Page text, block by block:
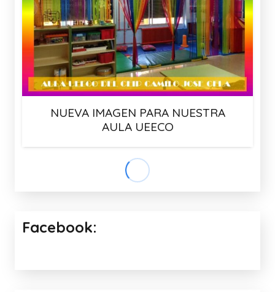
NUEVA IMAGEN PARA NUESTRA
AULA UEECO